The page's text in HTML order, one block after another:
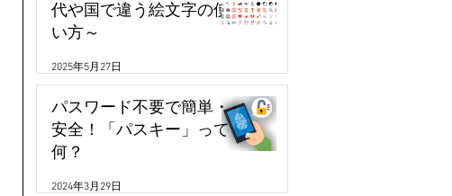
代や国で違う絵文字の使
い方～
2025年5月27日
パスワード不要で簡単・
安全！「パスキー」って
何？
2024年3月29日